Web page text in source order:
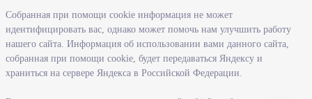
Информация
Регистрация в целях поиска работы
Меры государственной поддержки в сфере занятости населения
Собранная при помощи cookie информация не может
идентифицировать вас, однако может помочь нам улучшить работу
нашего сайта. Информация об использовании вами данного сайта,
собранная при помощи cookie, будет передаваться Яндексу и
храниться на сервере Яндекса в Российской Федерации.